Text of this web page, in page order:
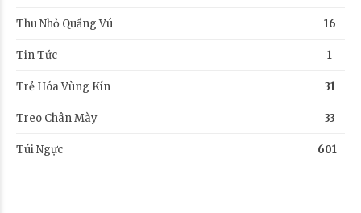
Thu Nhỏ Quầng Vú 16
Tin Tức 1
Trẻ Hóa Vùng Kín 31
Treo Chân Mày 33
Túi Ngực 601